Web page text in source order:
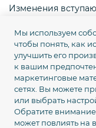
Изменения
15.4.Расторжение
взаимному
предусмотренных
настоящим
16.
Мы используем
чтобы понять, как
улучшить его
к вашим
маркетинговые
сетях. Вы можете
или выбрать
Обратите
может повлиять на